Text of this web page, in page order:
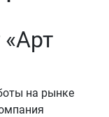
на рынке